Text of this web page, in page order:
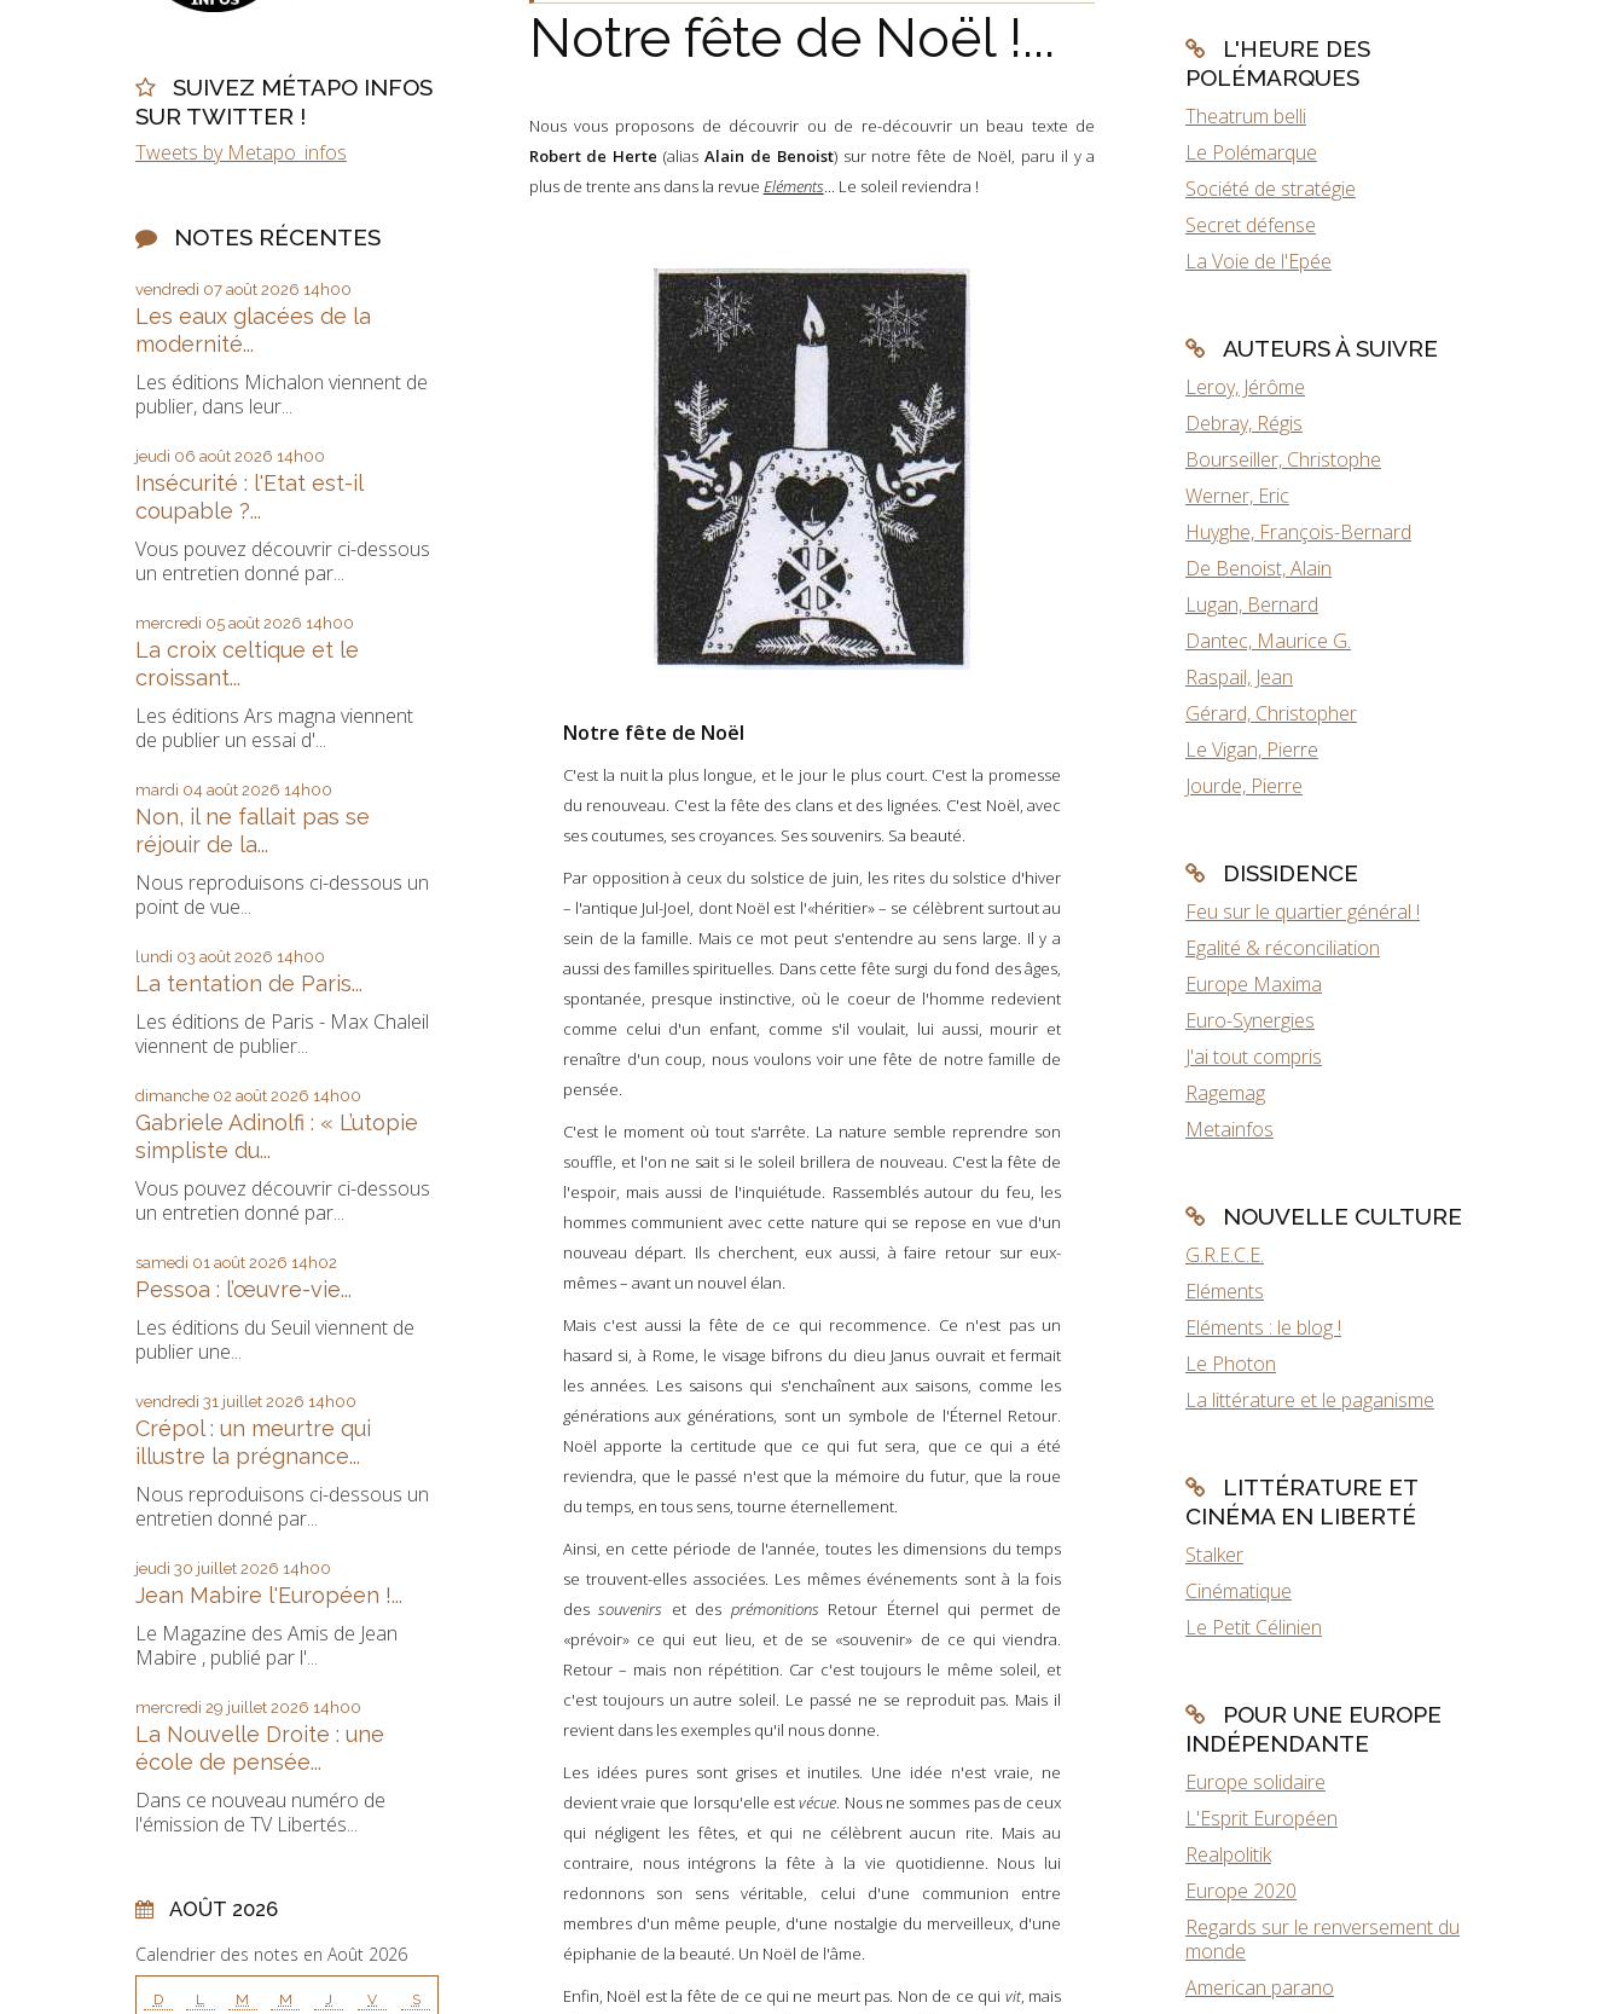
SUIVEZ MÉTAPO INFOS
SUR TWITTER !
Tweets by Metapo_infos
NOTES RÉCENTES
vendredi 07 août 2026 14h00
Les eaux glacées de la
modernité...
Les éditions Michalon viennent de
publier, dans leur...
jeudi 06 août 2026 14h00
Insécurité : l'Etat est-il
coupable ?...
Vous pouvez découvrir ci-dessous
un entretien donné par...
mercredi 05 août 2026 14h00
La croix celtique et le
croissant...
Les éditions Ars magna viennent
de publier un essai d'...
mardi 04 août 2026 14h00
Non, il ne fallait pas se
réjouir de la...
Nous reproduisons ci-dessous un
point de vue...
lundi 03 août 2026 14h00
La tentation de Paris...
Les éditions de Paris - Max Chaleil
viennent de publier...
dimanche 02 août 2026 14h00
Gabriele Adinolfi : « L’utopie
simpliste du...
Vous pouvez découvrir ci-dessous
un entretien donné par...
samedi 01 août 2026 14h02
Pessoa : l’œuvre-vie...
Les éditions du Seuil viennent de
publier une...
vendredi 31 juillet 2026 14h00
Crépol : un meurtre qui
illustre la prégnance...
Nous reproduisons ci-dessous un
entretien donné par...
jeudi 30 juillet 2026 14h00
Jean Mabire l'Européen !...
Le Magazine des Amis de Jean
Mabire , publié par l'...
mercredi 29 juillet 2026 14h00
La Nouvelle Droite : une
école de pensée...
Dans ce nouveau numéro de
l'émission de TV Libertés...
AOÛT 2026
Calendrier des notes en Août 2026
D L M M J V S
Notre fête de Noël !...
Nous vous proposons de découvrir ou de re-découvrir un beau texte de
Robert de Herte (aliasAlain de Benoist) sur notre fête de Noël, paru il y a
plus de trente ans dans la revue Eléments... Le soleil reviendra !
Notre fête de Noël
C'est la nuit la plus longue, et le jour le plus court. C'est la promesse
du renouveau. C'est la fête des clans et des lignées. C'est Noël, avec
ses coutumes, ses croyances. Ses souvenirs. Sa beauté.
Par opposition à ceux du solstice de juin, les rites du solstice d'hiver
– l'antique Jul-Joel, dont Noël est l'«héritier» – se célèbrent surtout au
sein de la famille. Mais ce mot peut s'entendre au sens large. Il y a
aussi des familles spirituelles. Dans cette fête surgi du fond des âges,
spontanée, presque instinctive, où le coeur de l'homme redevient
comme celui d'un enfant, comme s'il voulait, lui aussi, mourir et
renaître d'un coup, nous voulons voir une fête de notre famille de
pensée.
C'est le moment où tout s'arrête. La nature semble reprendre son
souffle, et l'on ne sait si le soleil brillera de nouveau. C'est la fête de
l'espoir, mais aussi de l'inquiétude. Rassemblés autour du feu, les
hommes communient avec cette nature qui se repose en vue d'un
nouveau départ. Ils cherchent, eux aussi, à faire retour sur eux-
mêmes – avant un nouvel élan.
Mais c'est aussi la fête de ce qui recommence. Ce n'est pas un
hasard si, à Rome, le visage bifrons du dieu Janus ouvrait et fermait
les années. Les saisons qui s'enchaînent aux saisons, comme les
générations aux générations, sont un symbole de l'Éternel Retour.
Noël apporte la certitude que ce qui fut sera, que ce qui a été
reviendra, que le passé n'est que la mémoire du futur, que la roue
du temps, en tous sens, tourne éternellement.
Ainsi, en cette période de l'année, toutes les dimensions du temps
se trouvent-elles associées. Les mêmes événements sont à la fois
dessouvenirs et des prémonitions Retour Éternel qui permet de
«prévoir» ce qui eut lieu, et de se «souvenir» de ce qui viendra.
Retour – mais non répétition. Car c'est toujours le même soleil, et
c'est toujours un autre soleil. Le passé ne se reproduit pas. Mais il
revient dans les exemples qu'il nous donne.
Les idées pures sont grises et inutiles. Une idée n'est vraie, ne
devient vraie que lorsqu'elle estvécue. Nous ne sommes pas de ceux
qui négligent les fêtes, et qui ne célèbrent aucun rite. Mais au
contraire, nous intégrons la fête à la vie quotidienne. Nous lui
redonnons son sens véritable, celui d'une communion entre
membres d'un même peuple, d'une nostalgie du merveilleux, d'une
épiphanie de la beauté. Un Noël de l'âme.
Enfin, Noël est la fête de ce qui ne meurt pas. Non de ce qui vit, mais
L'HEURE DES
POLÉMARQUES
Theatrum belli
Le Polémarque
Société de stratégie
Secret défense
La Voie de l'Epée
AUTEURS À SUIVRE
Leroy, Jérôme
Debray, Régis
Bourseiller, Christophe
Werner, Eric
Huyghe, François-Bernard
De Benoist, Alain
Lugan, Bernard
Dantec, Maurice G.
Raspail, Jean
Gérard, Christopher
Le Vigan, Pierre
Jourde, Pierre
DISSIDENCE
Feu sur le quartier général !
Egalité & réconciliation
Europe Maxima
Euro-Synergies
J'ai tout compris
Ragemag
Metainfos
NOUVELLE CULTURE
G.R.E.C.E.
Eléments
Eléments : le blog !
Le Photon
La littérature et le paganisme
LITTÉRATURE ET
CINÉMA EN LIBERTÉ
Stalker
Cinématique
Le Petit Célinien
POUR UNE EUROPE
INDÉPENDANTE
Europe solidaire
L'Esprit Européen
Realpolitik
Europe 2020
Regards sur le renversement du
monde
American parano